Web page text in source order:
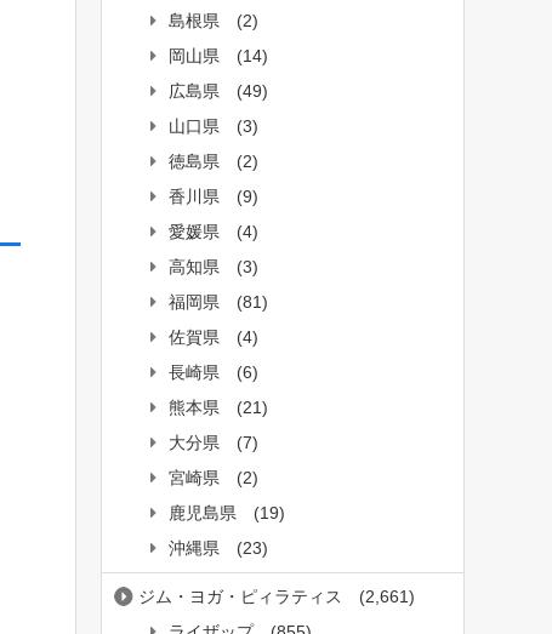
島根県
(2)
岡山県
(14)
広島県
(49)
山口県
(3)
徳島県
(2)
香川県
(9)
愛媛県
(4)
高知県
(3)
福岡県
(81)
佐賀県
(4)
長崎県
(6)
熊本県
(21)
大分県
(7)
宮崎県
(2)
鹿児島県
(19)
沖縄県
(23)
ジム・ヨガ・ピィラティス
(2,661)